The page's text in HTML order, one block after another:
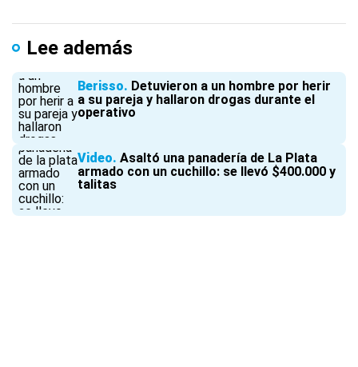
Lee además
Berisso Detuvieron a un hombre por herir
a su pareja y hallaron drogas durante el
operativo
Video Asaltó una panadería de La Plata
armado con un cuchillo: se llevó $400.000 y
talitas